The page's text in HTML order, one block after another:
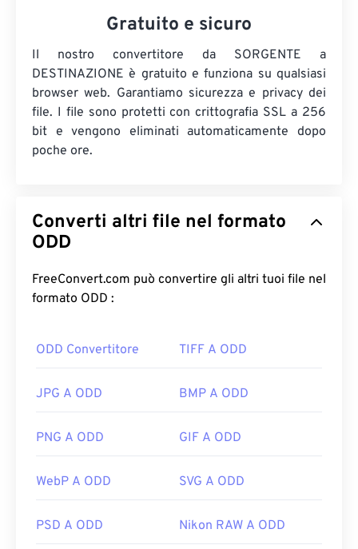
Gratuito e sicuro
Il nostro convertitore da SORGENTE a
DESTINAZIONE è gratuito e funziona su qualsiasi
browser web. Garantiamo sicurezza e privacy dei
file. I file sono protetti con crittografia SSL a 256
bit e vengono eliminati automaticamente dopo
poche ore.
Converti altri file nel formato
ODD
FreeConvert.com può convertire gli altri tuoi file nel
formato ODD :
ODD Convertitore TIFF A ODD
JPG A ODD BMP A ODD
PNG A ODD GIF A ODD
WebP A ODD SVG A ODD
PSD A ODD Nikon RAW A ODD